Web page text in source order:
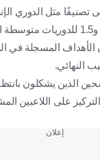
الأعلى تصنيفًا مثل
المسجلة في
النهائي.
الذين يشكلون
على اللاعبين
إعلان